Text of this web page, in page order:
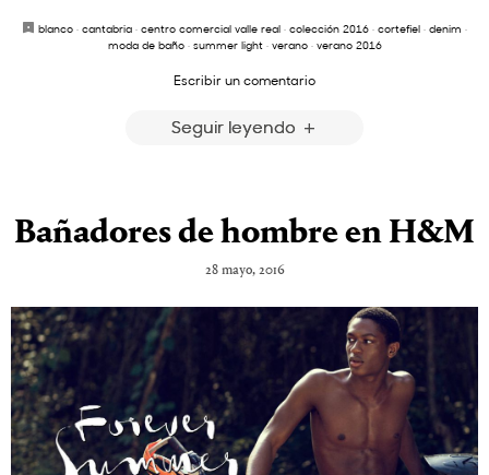
blanco · cantabria · centro comercial valle real · colección 2016 · cortefiel · denim ·
moda de baño· summer light· verano· verano 2016
Escribir un comentario
Seguir leyendo
Bañadores de hombre en H&M
28 mayo, 2016